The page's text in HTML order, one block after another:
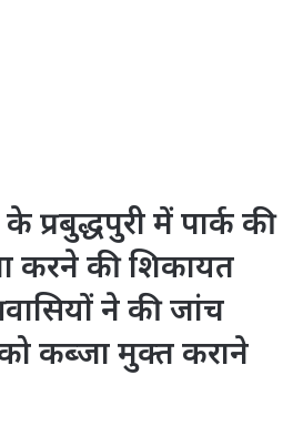
प्रबुद्धपुरी में पार्क की
करने की शिकायत
ने की जांच
कब्जा मुक्त कराने